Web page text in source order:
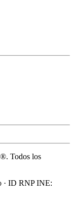
Todos los
· ID RNP INE: